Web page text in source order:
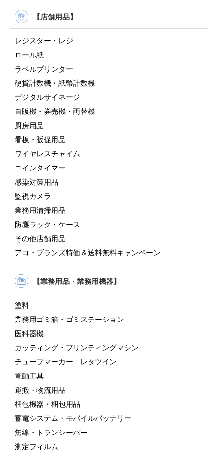
【店舗用品】
レジスター・レジ
ロール紙
ラベルプリンター
硬貨計数機・紙幣計数機
デジタルサイネージ
自販機・券売機・両替機
厨房用品
看板・販促用品
ワイヤレスチャイム
コインタイマー
感染対策用品
監視カメラ
業務用清掃用品
防塵ラック・ケース
その他店舗用品
アコ・ブランズ特価＆送料無料キャンペーン
【業務用品・業務用機器】
塗料
業務用ゴミ箱・ゴミステーション
医科器機
カッティング・プリンティングマシン
チューブマーカー レタツイン
電動工具
運搬・物流用品
梱包機器・梱包用品
蓄電システム・モバイルバッテリー
無線・トランシーバー
測定フィルム